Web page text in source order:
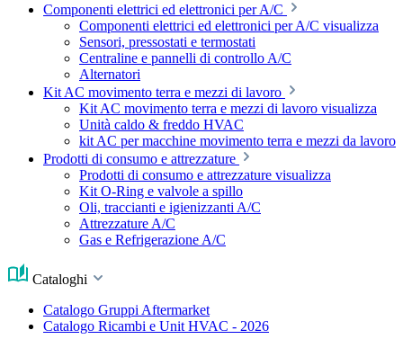
Componenti elettrici ed elettronici per A/C
Componenti elettrici ed elettronici per A/C visualizza
Sensori, pressostati e termostati
Centraline e pannelli di controllo A/C
Alternatori
Kit AC movimento terra e mezzi di lavoro
Kit AC movimento terra e mezzi di lavoro visualizza
Unità caldo & freddo HVAC
kit AC per macchine movimento terra e mezzi da lavoro
Prodotti di consumo e attrezzature
Prodotti di consumo e attrezzature visualizza
Kit O-Ring e valvole a spillo
Oli, traccianti e igienizzanti A/C
Attrezzature A/C
Gas e Refrigerazione A/C
Cataloghi
Catalogo Gruppi Aftermarket
Catalogo Ricambi e Unit HVAC - 2026